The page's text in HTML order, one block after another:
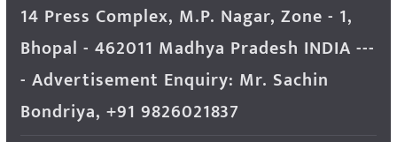
14 Press Complex, M.P. Nagar, Zone - 1,
Bhopal - 462011 Madhya Pradesh INDIA ---
- Advertisement Enquiry: Mr. Sachin
Bondriya, +91 9826021837